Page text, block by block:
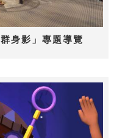
身影」專題導覽